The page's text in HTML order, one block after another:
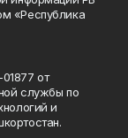
«Республика
от
службы по
и